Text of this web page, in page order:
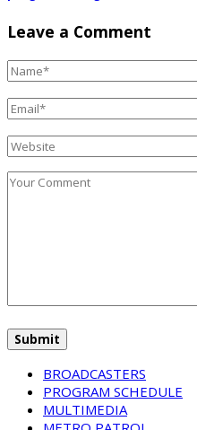
Leave a Comment
BROADCASTERS
PROGRAM SCHEDULE
MULTIMEDIA